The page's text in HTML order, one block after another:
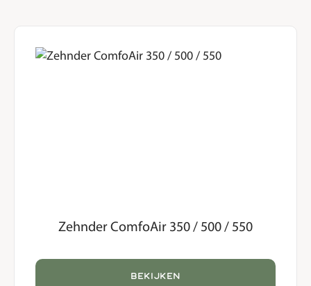
Zehnder ComfoAir 350 / 500 / 550